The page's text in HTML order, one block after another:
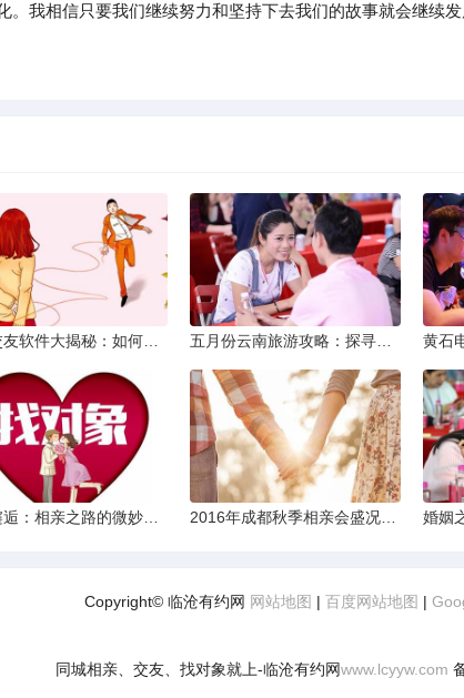
。我相信只要我们继续努力和坚持下去我们的故事就会继续
Copyright© 临沧有约网 网站地图 | 百度网站地图 |
同城相亲、交友、找对象就上-临沧有约网www.lcyyw.com